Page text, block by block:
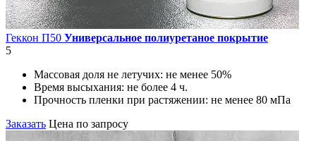
Геккон П50 Универсальное полиуретаное покрытие
5
Массовая доля не летучих: не менее 50%
Время высыхания: не более 4 ч.
Прочность пленки при растяжении: не менее 80 мПа
Заказать Цена по запросу